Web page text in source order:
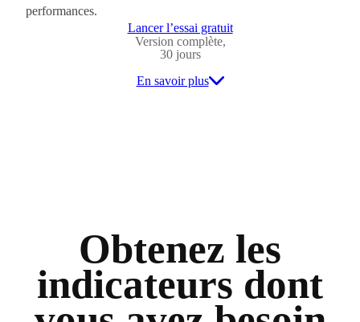
performances.
Lancer l’essai gratuit
Version complète,
30 jours
En savoir plus
Obtenez les
indicateurs dont